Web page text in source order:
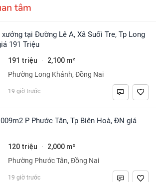
tâm
191 Triệu
191 triệu · 2,100 m²
Phường Long Khánh, Đồng Nai
19 giờ trước
120 triệu · 2,000 m²
Phường Phước Tân, Đồng Nai
19 giờ trước